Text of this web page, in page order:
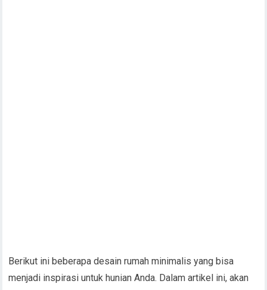
Berikut ini beberapa desain rumah minimalis yang bisa
menjadi inspirasi untuk hunian Anda. Dalam artikel ini, akan